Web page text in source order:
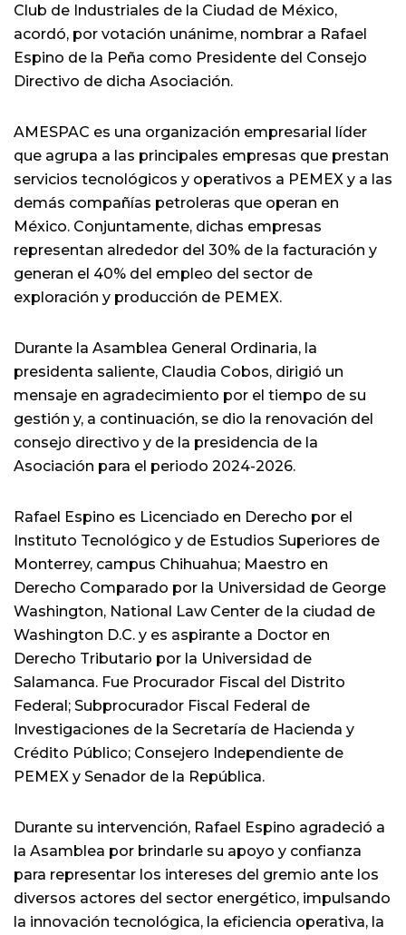
Club de Industriales de la Ciudad de México,
acordó, por votación unánime, nombrar a Rafael
Espino de la Peña como Presidente del Consejo
Directivo de dicha Asociación.
AMESPAC es una organización empresarial líder
que agrupa a las principales empresas que prestan
servicios tecnológicos y operativos a PEMEX y a las
demás compañías petroleras que operan en
México. Conjuntamente, dichas empresas
representan alrededor del 30% de la facturación y
generan el 40% del empleo del sector de
exploración y producción de PEMEX.
Durante la Asamblea General Ordinaria, la
presidenta saliente, Claudia Cobos, dirigió un
mensaje en agradecimiento por el tiempo de su
gestión y, a continuación, se dio la renovación del
consejo directivo y de la presidencia de la
Asociación para el periodo 2024-2026.
Rafael Espino es Licenciado en Derecho por el
Instituto Tecnológico y de Estudios Superiores de
Monterrey, campus Chihuahua; Maestro en
Derecho Comparado por la Universidad de George
Washington, National Law Center de la ciudad de
Washington D.C. y es aspirante a Doctor en
Derecho Tributario por la Universidad de
Salamanca. Fue Procurador Fiscal del Distrito
Federal; Subprocurador Fiscal Federal de
Investigaciones de la Secretaría de Hacienda y
Crédito Público; Consejero Independiente de
PEMEX y Senador de la República.
Durante su intervención, Rafael Espino agradeció a
la Asamblea por brindarle su apoyo y confianza
para representar los intereses del gremio ante los
diversos actores del sector energético, impulsando
la innovación tecnológica, la eficiencia operativa, la